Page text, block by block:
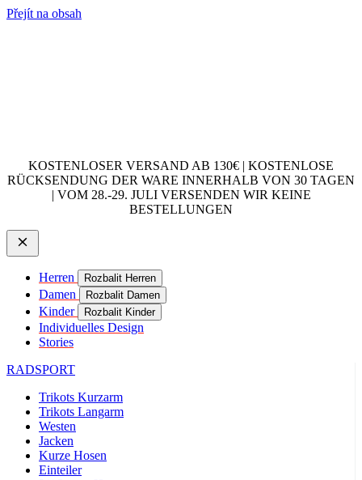
Přejít na obsah
KOSTENLOSER VERSAND AB 130€ | KOSTENLOSE
RÜCKSENDUNG DER WARE INNERHALB VON 30 TAGEN
| VOM 28.-29. JULI VERSENDEN WIR KEINE
BESTELLUNGEN
Herren Rozbalit Herren
Damen Rozbalit Damen
Kinder Rozbalit Kinder
Individuelles Design
Stories
RADSPORT
Trikots Kurzarm
Trikots Langarm
Westen
Jacken
Kurze Hosen
Einteiler